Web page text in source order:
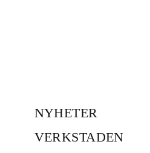
NYHETER
VERKSTADEN